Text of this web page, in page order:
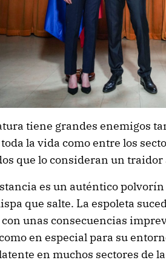
tiene grandes enemigos
la vida como entre los
que lo consideran un traidor
es un auténtico
que salte. La espoleta
unas consecuencias
en especial para su
en muchos sectores de